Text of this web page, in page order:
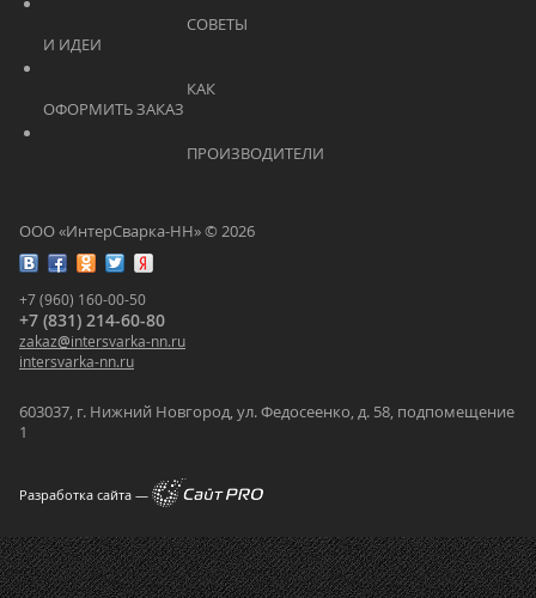
ООО «ИнтерСварка-НН» © 2026
+7 (960) 160-00-50
+7 (831) 214-60-80
zakaz@intersvarka-nn.ru
intersvarka-nn.ru
603037, г. Нижний Новгород, ул. Федосеенко, д. 58, подпомещение
1
Разработка сайта —